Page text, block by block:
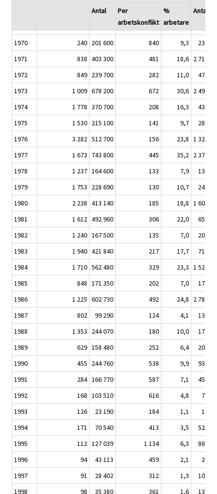
Antal
Per
arbetskonflikt
%
arbetare
Antal
1970 240 201 600 840 9,3
233
1971
838 403 300 481 18,6 2 711
1972
849 239 700 282 11,0
473
1973
1 009 678 200 672 30,6 2 496
1974
1 778 370 700 208 16,3
434
1975
1 530 215 100 141 9,7
284
1976
3 282 512 700 156 23,8 1 325
1977
1 673 743 800 445 35,2 2 374
1978
1 237 164 600 133 7,9
132
1979
1 753 228 690 130 10,7
243
1980
2 238 413 140 185 18,8 1 605
1981
1 612 492 960 306 22,0
659
1982
1 240 167 500 135 7,0
207
1983
1 940 421 840 217 17,7
719
1984
1 710 562 480 329 23,3 1 526
1985
848 171 350 202 7,0
174
1986
1 225 602 730 492 24,8
2 787
1987
802 99 290 124 4,1
130
1988
1 353 244 070 180 10,0
179
1989
629 158 480 252 6,4
204
1990
455 244 760 538 9,9
935
1991
284 166 770 587 7,1
458
1992
168 103 510 616 4,8
76
1993
126 23 190 184 1,1
17
1994
171 70 540 413 3,5
525
1995
112 127 039 1 134 6,3
869
1996
94 43 113 459 2,1
20
1997
91 28 402 312 1,3
103
1998
98 35 380 361 1,6 133